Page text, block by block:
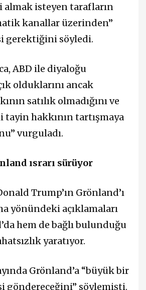
almak isteyen tarafların
kanallar üzerinden”
gerektiğini söyledi.
ABD ile diyaloğu
olduklarını ancak
satılık olmadığını ve
hakkının tartışmaya
vurguladı.
ısrarı sürüyor
Trump’ın Grönland’ı
yönündeki açıklamaları
hem de bağlı bulunduğu
yaratıyor.
Grönland’a “büyük bir
göndereceğini” söylemişti.